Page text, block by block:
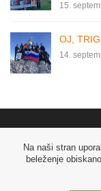
15.
OJ,
14.
Na naši stran
beleženje